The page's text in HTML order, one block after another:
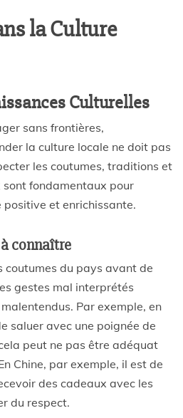
la Culture
Culturelles
sans frontières,
la culture locale ne doit pas
les coutumes, traditions et
fondamentaux pour
et enrichissante.
connaître
coutumes du pays avant de
gestes mal interprétés
Par exemple, en
saluer avec une poignée de
peut ne pas être adéquat
Chine, par exemple, il est de
des cadeaux avec les
du respect.